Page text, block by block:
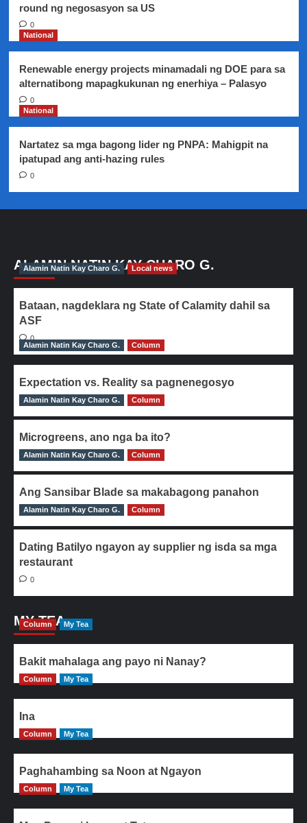
round ng negosasyon sa US
0
National
Renewable energy projects minamadali ng DOE para sa
alternatibong mapagkukunan ng enerhiya – Palasyo
0
National
Nartatez sa mga bagong lider ng PNPA: Mahigpit na
ipatupad ang anti-hazing rules
0
ALAMIN NATIN KAY CHARO G.
Alamin Natin Kay Charo G. Local news
Bataan, nagdeklara ng State of Calamity dahil sa
ASF
0
Alamin Natin Kay Charo G.
Column
Expectation vs. Reality sa pagnenegosyo
0
Alamin Natin Kay Charo G. Column
Microgreens, ano nga ba ito?
0
Alamin Natin Kay Charo G. Column
Ang Sansibar Blade sa makabagong panahon
0
Alamin Natin Kay Charo G. Column
Dating Batilyo ngayon ay supplier ng isda sa mga
restaurant
0
MY TEA
Column My Tea
Bakit mahalaga ang payo ni Nanay?
Column My Tea
Ina
Column My Tea
Paghahambing sa Noon at Ngayon
Column My Tea